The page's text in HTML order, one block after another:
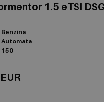
1.5 eTSI
Benzina
Automata
150
EUR